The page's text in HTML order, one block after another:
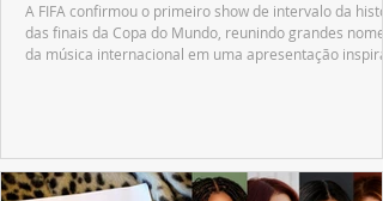
A FIFA confirmou o primeiro show de intervalo da
das finais da Copa do Mundo, reunindo grandes nomes
da música internacional em uma apresentação